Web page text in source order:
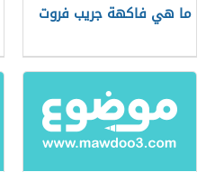
ما هي فاكهة جريب فروت